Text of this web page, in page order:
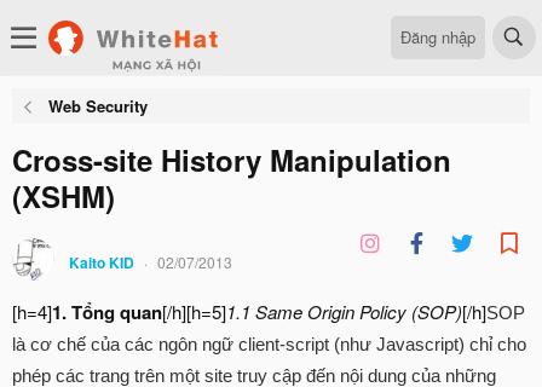
Đăng nhập
Web Security
Cross-site History Manipulation
(XSHM)
Kaito KID 02/07/2013
[h=4]1. Tổng quan[/h][h=5]1.1 Same Origin Policy (SOP)[/h]SOP
là cơ chế của các ngôn ngữ client-script (như Javascript) chỉ cho
phép các trang trên một site truy cập đến nội dung của những